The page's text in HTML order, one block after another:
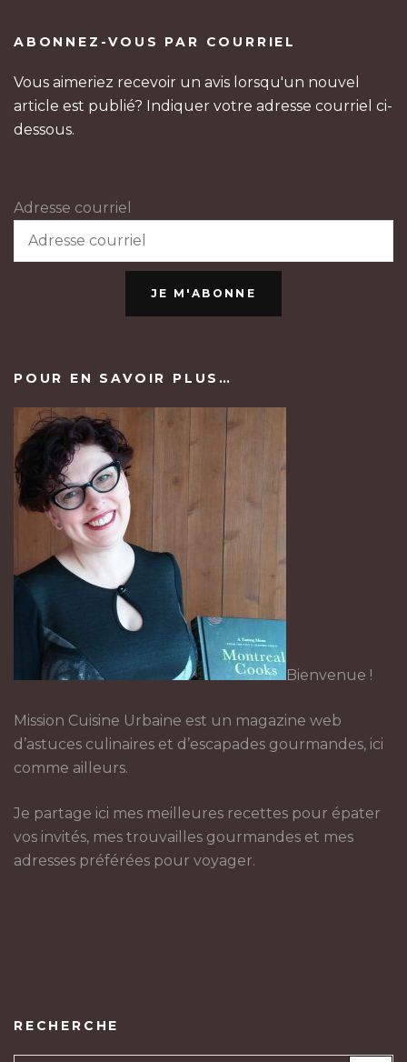
ABONNEZ-VOUS PAR COURRIEL
Vous aimeriez recevoir un avis lorsqu'un nouvel
article est publié? Indiquer votre adresse courriel ci-
dessous.
Adresse courriel
JE M'ABONNE
POUR EN SAVOIR PLUS…
Bienvenue !
Mission Cuisine Urbaine est un magazine web
d’astuces culinaires et d’escapades gourmandes, ici
comme ailleurs.
Je partage ici mes meilleures recettes pour épater
vos invités, mes trouvailles gourmandes et mes
adresses préférées pour voyager.
RECHERCHE